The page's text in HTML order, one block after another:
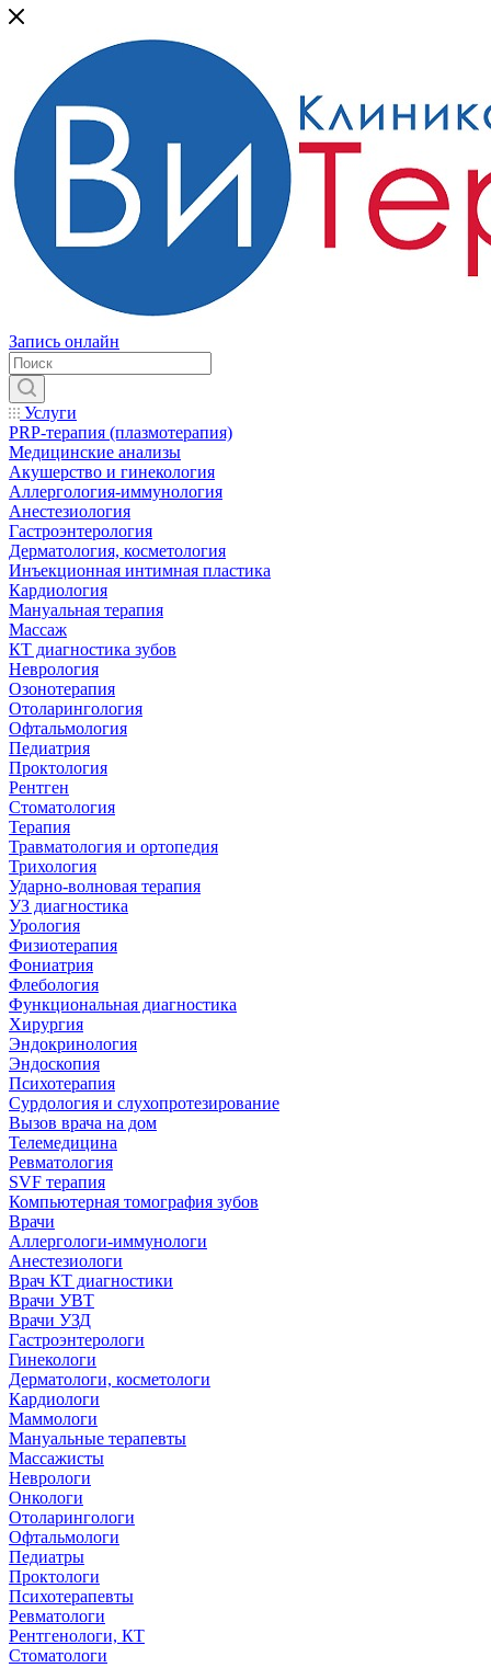
Запись онлайн
Услуги
PRP-терапия (плазмотерапия)
Медицинские анализы
Акушерство и гинекология
Аллергология-иммунология
Анестезиология
Гастроэнтерология
Дерматология, косметология
Инъекционная интимная пластика
Кардиология
Мануальная терапия
Массаж
КТ диагностика зубов
Неврология
Озонотерапия
Отоларингология
Офтальмология
Педиатрия
Проктология
Рентген
Стоматология
Терапия
Травматология и ортопедия
Трихология
Ударно-волновая терапия
УЗ диагностика
Урология
Физиотерапия
Фониатрия
Флебология
Функциональная диагностика
Хирургия
Эндокринология
Эндоскопия
Психотерапия
Сурдология и слухопротезирование
Вызов врача на дом
Телемедицина
Ревматология
SVF терапия
Компьютерная томография зубов
Врачи
Аллергологи-иммунологи
Анестезиологи
Врач КТ диагностики
Врачи УВТ
Врачи УЗД
Гастроэнтерологи
Гинекологи
Дерматологи, косметологи
Кардиологи
Маммологи
Мануальные терапевты
Массажисты
Неврологи
Онкологи
Отоларингологи
Офтальмологи
Педиатры
Проктологи
Психотерапевты
Ревматологи
Рентгенологи, КТ
Стоматологи